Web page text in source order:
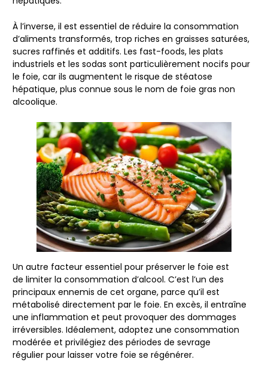
À l’inverse, il est essentiel de réduire la consommation
d’aliments transformés, trop riches en graisses saturées,
sucres raffinés et additifs. Les fast-foods, les plats
industriels et les sodas sont particulièrement nocifs pour
le foie, car ils augmentent le risque de stéatose
hépatique, plus connue sous le nom de foie gras non
alcoolique.
Un autre facteur essentiel pour préserver le foie est
de limiter la consommation d’alcool. C’est l’un des
principaux ennemis de cet organe, parce qu’il est
métabolisé directement par le foie. En excès, il entraîne
une inflammation et peut provoquer des dommages
irréversibles. Idéalement, adoptez une consommation
modérée et privilégiez des périodes de sevrage
régulier pour laisser votre foie se régénérer.